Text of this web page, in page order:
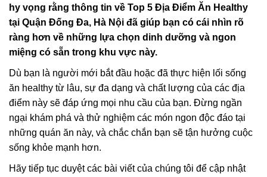
hy vọng rằng thông tin về Top 5 Địa Điểm Ăn Healthy
tại Quận Đống Đa, Hà Nội đã giúp bạn có cái nhìn rõ
ràng hơn về những lựa chọn dinh dưỡng và ngon
miệng có sẵn trong khu vực này.
Dù bạn là người mới bắt đầu hoặc đã thực hiện lối sống
ăn healthy từ lâu, sự đa dạng và chất lượng của các địa
điểm này sẽ đáp ứng mọi nhu cầu của bạn. Đừng ngần
ngại khám phá và thử nghiệm các món ngon độc đáo tại
những quán ăn này, và chắc chắn bạn sẽ tận hưởng cuộc
sống khỏe mạnh hơn.
Hãy tiếp tục duyệt các bài viết của chúng tôi để cập nhật